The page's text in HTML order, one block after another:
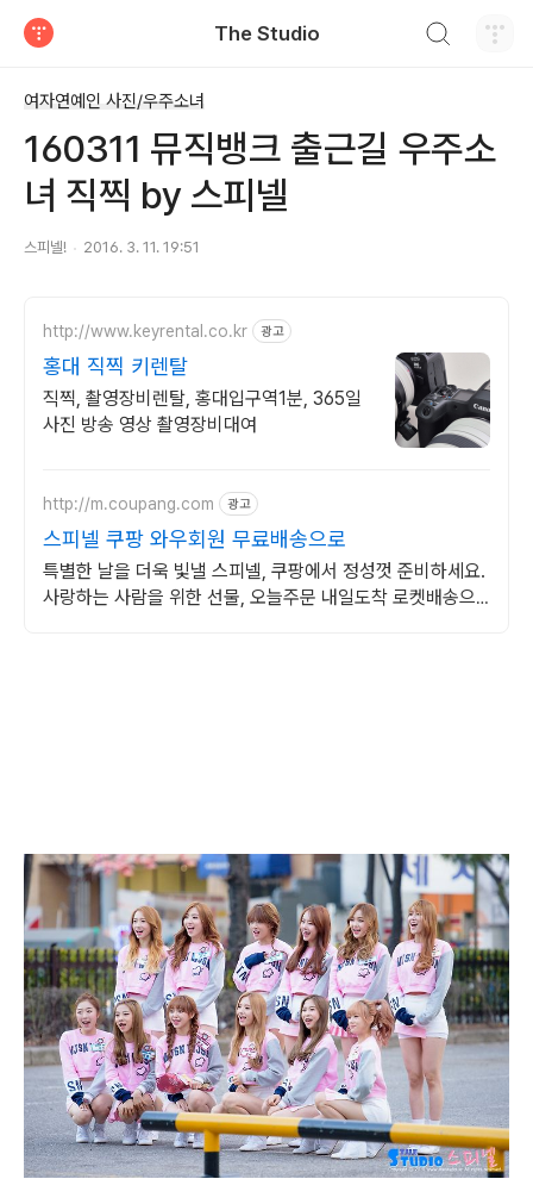
The Studio
여자연예인 사진/우주소녀
160311 뮤직뱅크 출근길 우주소
녀 직찍 by 스피넬
스피넬! 2016. 3. 11. 19:51
http://www.keyrental.co.kr 광고
홍대 직찍 키렌탈
직찍, 촬영장비렌탈, 홍대입구역1분, 365일
사진 방송 영상 촬영장비대여
http://m.coupang.com 광고
스피넬 쿠팡 와우회원 무료배송으로
특별한 날을 더욱 빛낼 스피넬, 쿠팡에서 정성껏 준비하세요.
사랑하는 사람을 위한 선물, 오늘주문 내일도착 로켓배송으